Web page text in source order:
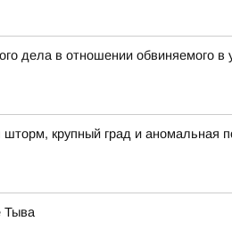
дела в отношении обвиняемого в
крупный град и аномальная
Тыва